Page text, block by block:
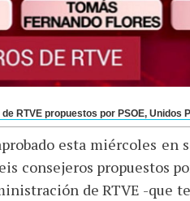
RTVE propuestos por PSOE, Unidos
esta miércoles en
consejeros propuestos
de RTVE -que